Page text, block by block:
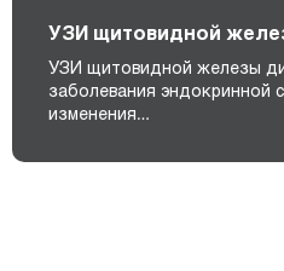
УЗИ щитовидной
УЗИ щитовидной железы
заболевания эндокринной
изменения…